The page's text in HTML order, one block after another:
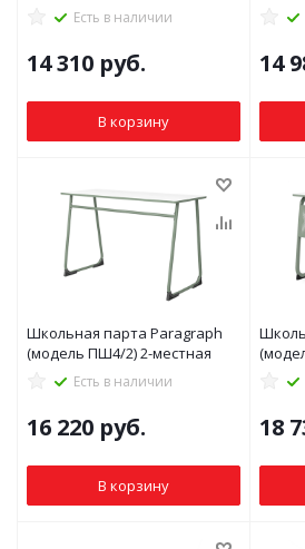
Есть в наличии
14 310 руб.
В корзину
14
Школьная парта Paragraph
(модель ПШ4/2) 2-местная
Есть в наличии
16 220 руб.
В корзину
18